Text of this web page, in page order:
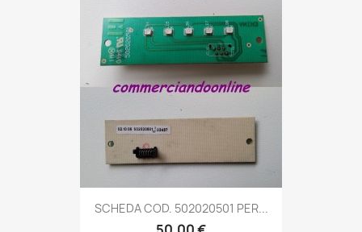
SCHEDA COD. 502020501 PER...